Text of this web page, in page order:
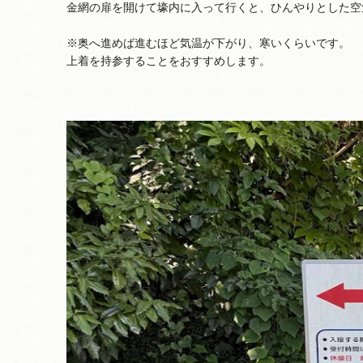
金網の扉を開けて壕内に入って行くと、ひんやりとした
※奥へ進めば進むほど気温が下がり、寒いくらいです。
上着を持参することをおすすめします。